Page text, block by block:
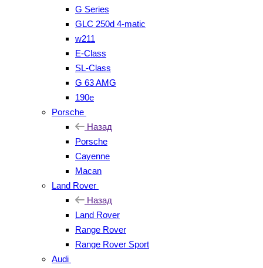
G Series
GLC 250d 4-matic
w211
E-Class
SL-Class
G 63 AMG
190e
Porsche
Назад
Porsche
Cayenne
Macan
Land Rover
Назад
Land Rover
Range Rover
Range Rover Sport
Audi